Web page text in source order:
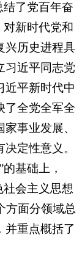
结了党百年奋
对新时代党和
兴历史进程具
习近平同志党
近平新时代中
了全党全军全
事业发展、
定性意义。
基础上，
社会主义思想
方面分领域总
并重点概括了